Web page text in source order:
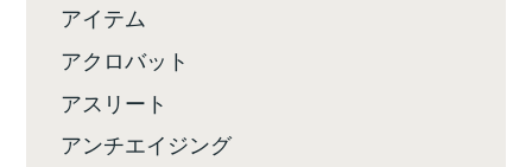
アイテム
アクロバット
アスリート
アンチエイジング